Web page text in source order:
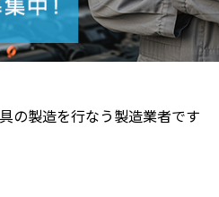
の製造を行なう製造業者です